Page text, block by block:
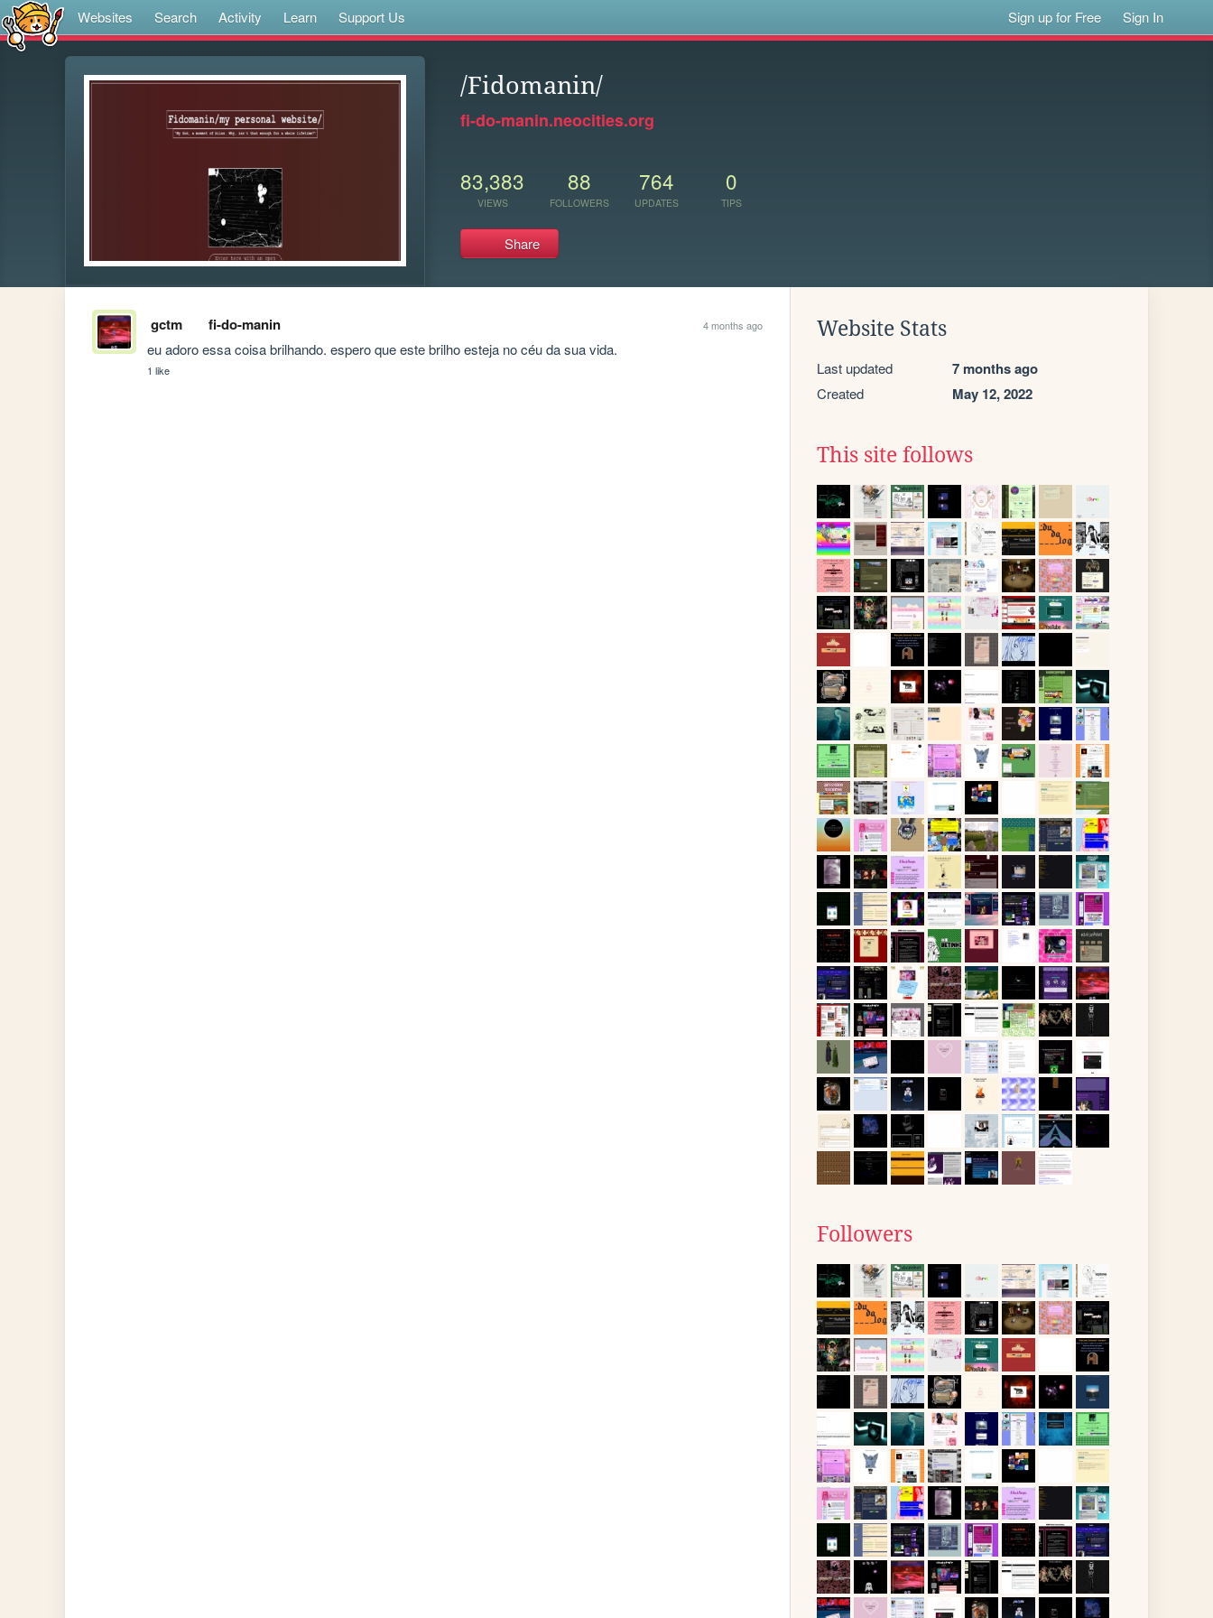
Websites Search Activity Learn Support Us Sign up for Free Sign In
/Fidomanin/
fi-do-manin.neocities.org
83,383
VIEWS
88
FOLLOWERS
764
UPDATES
0
TIPS
Share
gctm fi-do-manin 4 months ago
eu adoro essa coisa brilhando. espero que este brilho esteja no céu da sua vida.
1 like
Website Stats
Last updated 7 months ago
Created May 12, 2022
This site follows
Followers